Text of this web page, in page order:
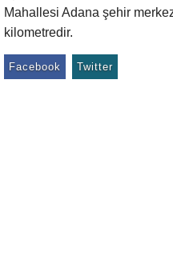
Mahallesi Adana şehir
kilometredir.
Facebook Twitter